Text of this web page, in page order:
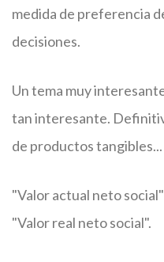
medida de preferencia
decisiones.
Un tema muy
tan interesante.
de productos tangibles...
"Valor actual neto
"Valor real neto social".